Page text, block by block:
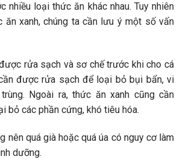
nhiều loại thức ăn khác nhau. Tuy nhiên
ăn xanh, chúng ta cần lưu ý một số vấn
rửa sạch và sơ chế trước khi cho cá
được rửa sạch để loại bỏ bụi bẩn, vi
Ngoài ra, thức ăn xanh cũng cần
bỏ các phần cứng, khó tiêu hóa.
nên quá già hoặc quá úa có nguy cơ làm
dưỡng.